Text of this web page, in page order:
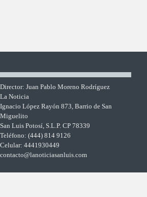
Director: Juan Pablo Moreno Rodríguez
La Noticia
Ignacio López Rayón 873, Barrio de San
Miguelito
San Luis Potosí, S.L.P. CP 78339
Teléfono: (444) 814 9126
Celular: 4441930449
contacto@lanoticiasanluis.com